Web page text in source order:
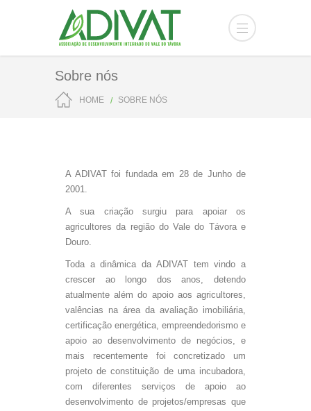
Sobre nós
HOME SOBRE NÓS
A ADIVAT foi fundada em 28 de Junho de
2001.
A sua criação surgiu para apoiar os
agricultores da região do Vale do Távora e
Douro.
Toda a dinâmica da ADIVAT tem vindo a
crescer ao longo dos anos, detendo
atualmente além do apoio aos agricultores,
valências na área da avaliação imobiliária,
certificação energética, empreendedorismo e
apoio ao desenvolvimento de negócios, e
mais recentemente foi concretizado um
projeto de constituição de uma incubadora,
com diferentes serviços de apoio ao
desenvolvimento de projetos/empresas que